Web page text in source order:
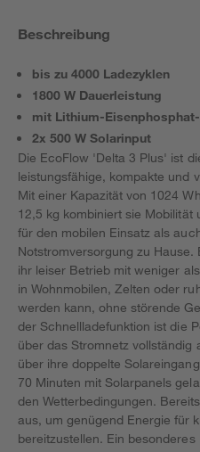
Beschreibung
bis zu 4000 Ladezyklen
1800 W Dauerleistung
mit Lithium-
2x 500 W Solarinput
Die EcoFlow 'Delta 3 Plus' ist
leistungsfähige, kompakte und
Mit einer Kapazität von 1024
12,5 kg kombiniert sie Mobilität
für den mobilen Einsatz als
Notstromversorgung zu
ihr leiser Betrieb mit weniger
in Wohnmobilen, Zelten oder
werden kann, ohne störende
der Schnellladefunktion ist die
über das Stromnetz vollständig
über ihre doppelte
70 Minuten mit Solarpanels
den Wetterbedingungen.
aus, um genügend Energie für
bereitzustellen. Ein